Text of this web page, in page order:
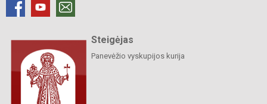
Steigėjas
Panevėžio vyskupijos kurija